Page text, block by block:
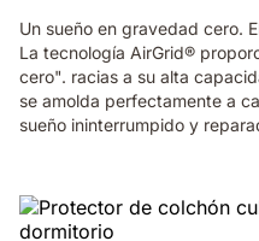
Un sueño en gravedad cero.
La tecnología AirGrid®
cero". racias a su alta
se amolda perfectamente a
sueño ininterrumpido y